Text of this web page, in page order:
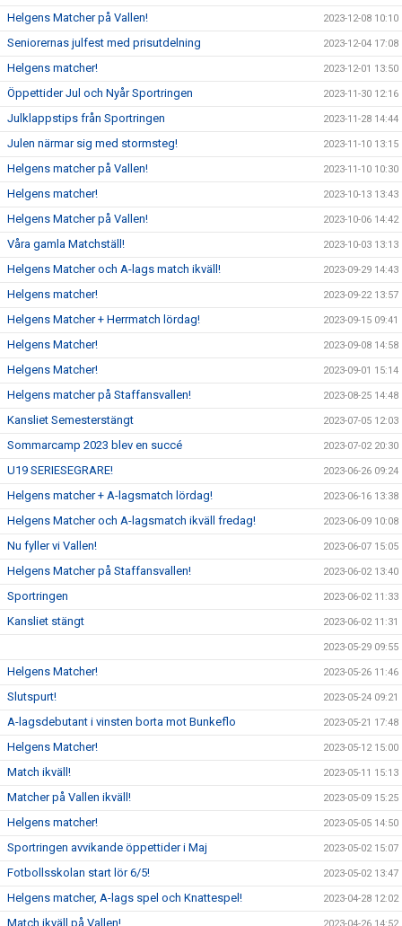
Helgens Matcher på Vallen! 2023-12-08 10:10
Seniorernas julfest med prisutdelning 2023-12-04 17:08
Helgens matcher! 2023-12-01 13:50
Öppettider Jul och Nyår Sportringen 2023-11-30 12:16
Julklappstips från Sportringen 2023-11-28 14:44
Julen närmar sig med stormsteg! 2023-11-10 13:15
Helgens matcher på Vallen! 2023-11-10 10:30
Helgens matcher! 2023-10-13 13:43
Helgens Matcher på Vallen! 2023-10-06 14:42
Våra gamla Matchställ! 2023-10-03 13:13
Helgens Matcher och A-lags match ikväll! 2023-09-29 14:43
Helgens matcher! 2023-09-22 13:57
Helgens Matcher + Herrmatch lördag! 2023-09-15 09:41
Helgens Matcher! 2023-09-08 14:58
Helgens Matcher! 2023-09-01 15:14
Helgens matcher på Staffansvallen! 2023-08-25 14:48
Kansliet Semesterstängt 2023-07-05 12:03
Sommarcamp 2023 blev en succé 2023-07-02 20:30
U19 SERIESEGRARE! 2023-06-26 09:24
Helgens matcher + A-lagsmatch lördag! 2023-06-16 13:38
Helgens Matcher och A-lagsmatch ikväll fredag! 2023-06-09 10:08
Nu fyller vi Vallen! 2023-06-07 15:05
Helgens Matcher på Staffansvallen! 2023-06-02 13:40
Sportringen 2023-06-02 11:33
Kansliet stängt 2023-06-02 11:31
2023-05-29 09:55
Helgens Matcher! 2023-05-26 11:46
Slutspurt! 2023-05-24 09:21
A-lagsdebutant i vinsten borta mot Bunkeflo 2023-05-21 17:48
Helgens Matcher! 2023-05-12 15:00
Match ikväll! 2023-05-11 15:13
Matcher på Vallen ikväll! 2023-05-09 15:25
Helgens matcher! 2023-05-05 14:50
Sportringen avvikande öppettider i Maj 2023-05-02 15:07
Fotbollsskolan start lör 6/5! 2023-05-02 13:47
Helgens matcher, A-lags spel och Knattespel! 2023-04-28 12:02
Match ikväll på Vallen!